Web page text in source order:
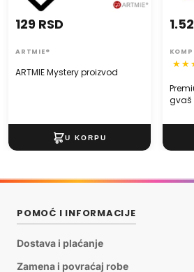
ARTMIE Mystery proizvod
129 RSD
ARTMIE®
gvaš
POMOĆ I INFORMACIJE
Dostava i plaćanje
Zamena i povraćaj robe